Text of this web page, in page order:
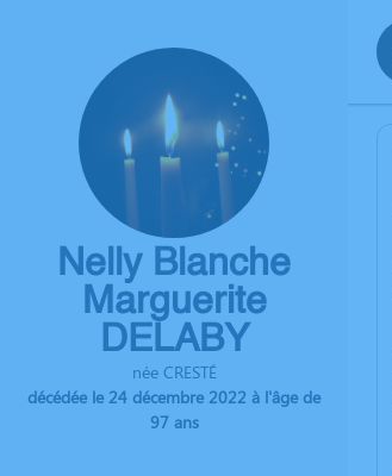
Nelly Blanche
Marguerite
DELABY
née CRESTÉ
décédée le 24 décembre 2022 à l'âge de
97 ans